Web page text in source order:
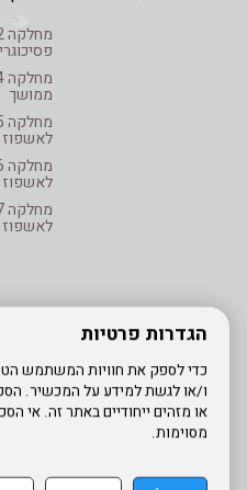
הגדרות פרטיות
ו/או לגשת למידע על המכשיר.
או מזהים ייחודיים באתר זה. אי
מסוימות.
ממושך